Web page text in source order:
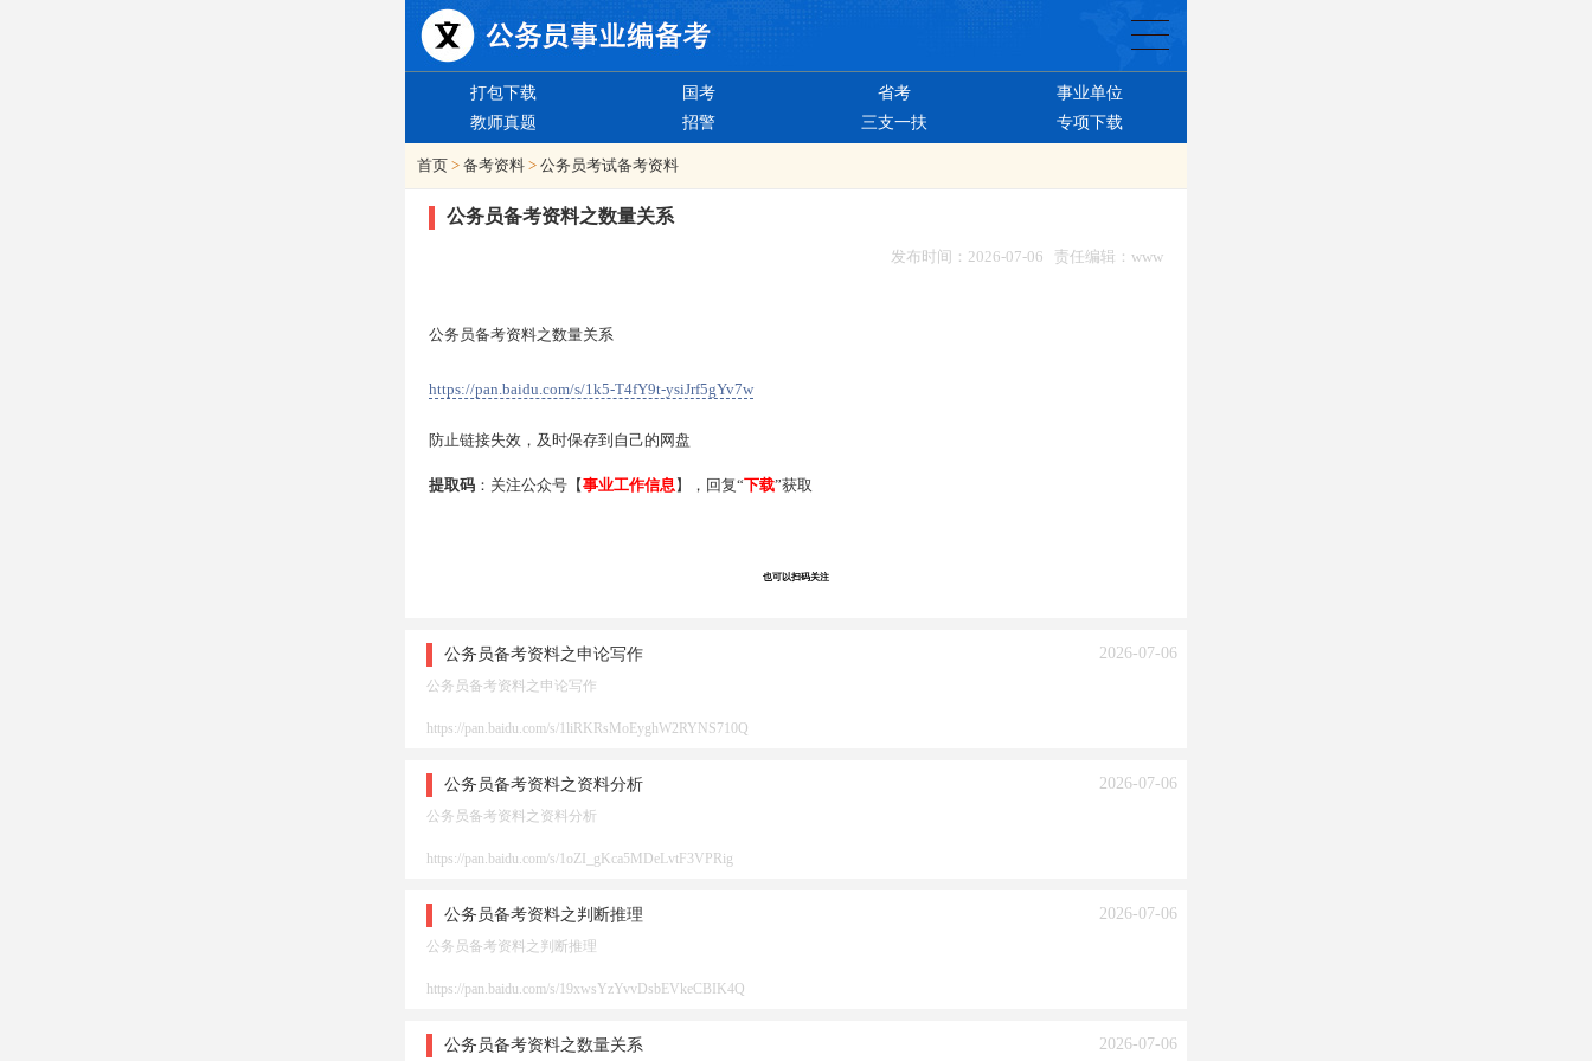
打包下载 国考 省考
事业单位
教师真题
招警 三支一扶 专项下载
首页 > 备考资料 > 公务员考试备考资料
公务员备考资料之数量关系
发布时间：2026-07-06 责任编辑：www
公务员备考资料之数量关系
https://pan.baidu.com/s/1k5-T4fY9t-ysiJrf5gYv7w
防止链接失效，及时保存到自己的网盘
提取码 ：关注公众号【事业工作信息】，回复“下载”获取
也可以扫码关注
公务员备考资料之申论写作 2026-07-06
公务员备考资料之申论写作
https://pan.baidu.com/s/1liRKRsMoEyghW2RYNS710Q
公务员备考资料之资料分析 2026-07-06
公务员备考资料之资料分析
https://pan.baidu.com/s/1oZI_gKca5MDeLvtF3VPRig
公务员备考资料之判断推理 2026-07-06
公务员备考资料之判断推理
https://pan.baidu.com/s/19xwsYzYvvDsbEVkeCBIK4Q
公务员备考资料之数量关系 2026-07-06